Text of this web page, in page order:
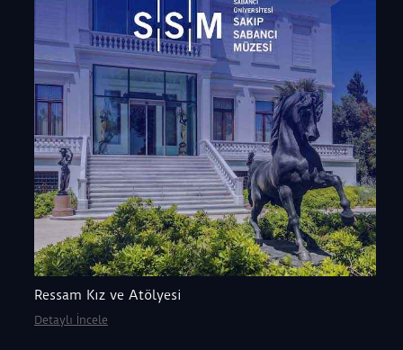
Ressam Kız ve Atölyesi
Detaylı İncele